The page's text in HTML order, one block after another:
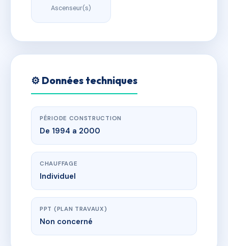
Ascenseur(s)
⚙️ Données techniques
PÉRIODE CONSTRUCTION
De 1994 a 2000
CHAUFFAGE
Individuel
PPT (PLAN TRAVAUX)
Non concerné